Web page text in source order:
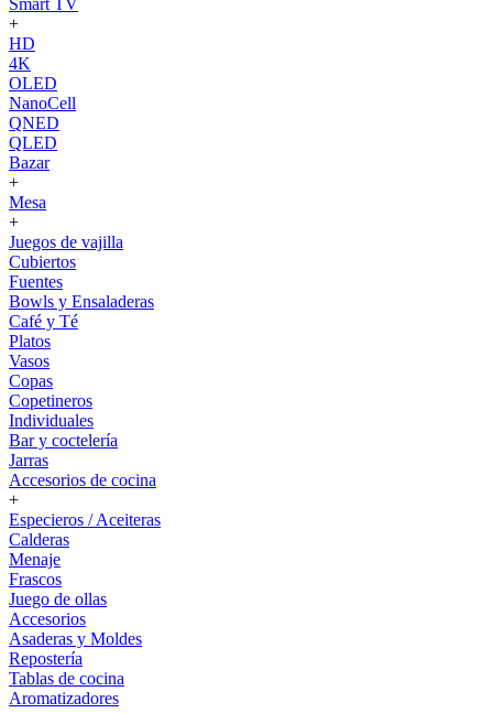
Smart TV
+
HD
4K
OLED
NanoCell
QNED
QLED
Bazar
+
Mesa
+
Juegos de vajilla
Cubiertos
Fuentes
Bowls y Ensaladeras
Café y Té
Platos
Vasos
Copas
Copetineros
Individuales
Bar y coctelería
Jarras
Accesorios de cocina
+
Especieros / Aceiteras
Calderas
Menaje
Frascos
Juego de ollas
Accesorios
Asaderas y Moldes
Repostería
Tablas de cocina
Aromatizadores